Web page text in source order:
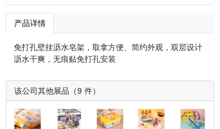
产品详情
免打孔壁挂沥水皂架，取拿方便、简约外观，双层设计
沥水干爽，无痕贴免打孔安装
该公司其他展品（9 件）